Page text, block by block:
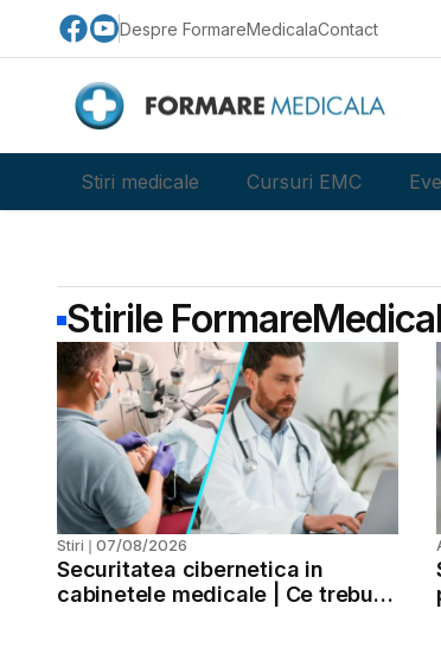
Despre FormareMedicalaContact
Stiri medicale Cursuri EMC
Stirile
Stiri ❘ 07/08/2026
Securitatea cibernetica in
cabinetele medicale | Ce trebuie